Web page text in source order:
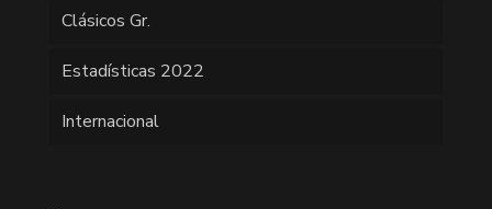
Clásicos Gr.
Estadísticas 2022
Internacional